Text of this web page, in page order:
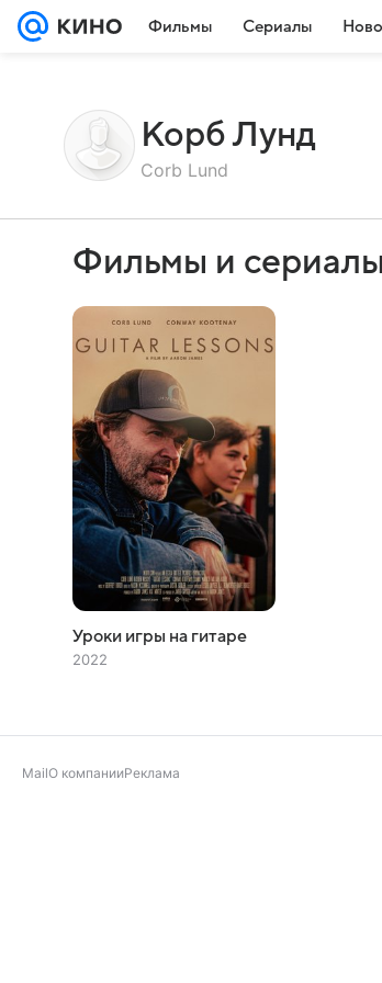
Фильмы Сериалы
Корб Лунд
Corb Lund
Фильмы и
Уроки игры на гитаре
2022
MailО компанииРеклама